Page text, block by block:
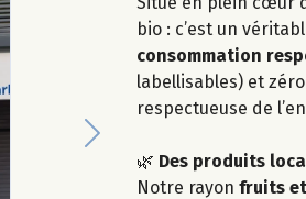
Next
bio : c’est un
consommation
labellisables) et
respectueuse de
🌿 Des produits
Notre rayon fruits